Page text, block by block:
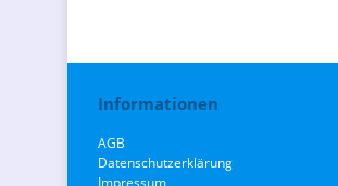
Informationen
AGB
Datenschutzerklärung
Impressum